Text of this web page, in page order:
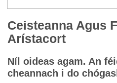
Ceisteanna Agus
Arístacort
Níl oideas agam. An
cheannach i do